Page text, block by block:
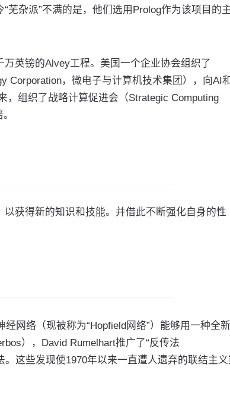
芜杂派”不满的是，他们选用Prolog作为该项目的
英镑的Alvey工程。美国一个企业协会组织了
Corporation，微电子与计算机技术集团），向AI
，组织了战略计算促进会（Strategic Computing
获得新的知识和技能。并借此不断强化自身的性
网络（现被称为“Hopfield网络”）能够用一种全
），David Rumelhart推广了“反传法
。这些发现使1970年以来一直遭人遗弃的联结主